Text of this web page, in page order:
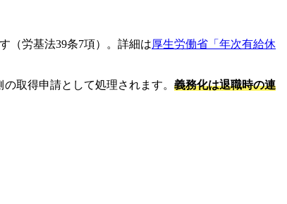
（労基法39条7項）。詳細は厚生労働省「年次有給休
取得申請として処理されます。 義務化は退職時の連